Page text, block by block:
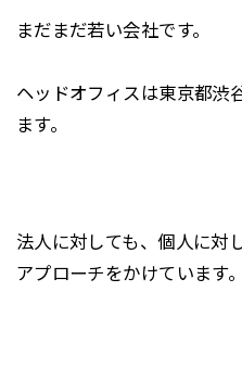
まだまだ若い会社です。
ヘッドオフィスは東京都渋
ます。
法人に対しても、個人に対
アプローチをかけています。